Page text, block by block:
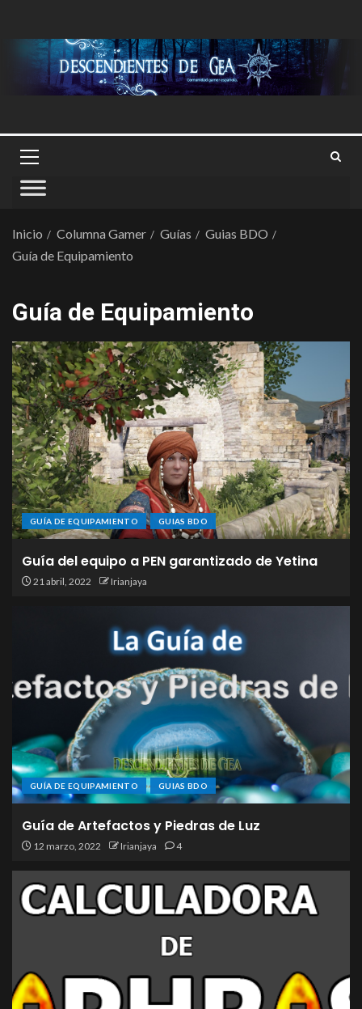
Inicio Columna Gamer Guías
Guias BDO
Guía de Equipamiento
Guía de Equipamiento
GUÍA DE EQUIPAMIENTO GUIAS BDO
Guía del equipo a PEN garantizado de Yetina
21 abril, 2022 Irianjaya
GUÍA DE EQUIPAMIENTO GUIAS BDO
Guía de Artefactos y Piedras de Luz
12 marzo, 2022 Irianjaya 4